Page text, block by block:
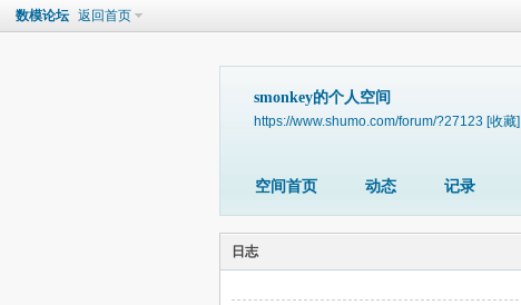
数模论坛 返回首页
smonkey的个人空间
https://www.shumo.com/forum/?27123 [收藏]
空间首页 动态 记录
日志